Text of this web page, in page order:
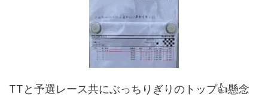
TTと予選レース共にぶっちりぎりのトップ👍懸念